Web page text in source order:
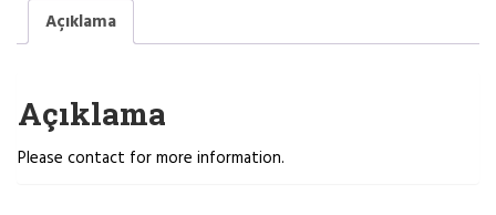
Açıklama
Açıklama
Please contact for more information.